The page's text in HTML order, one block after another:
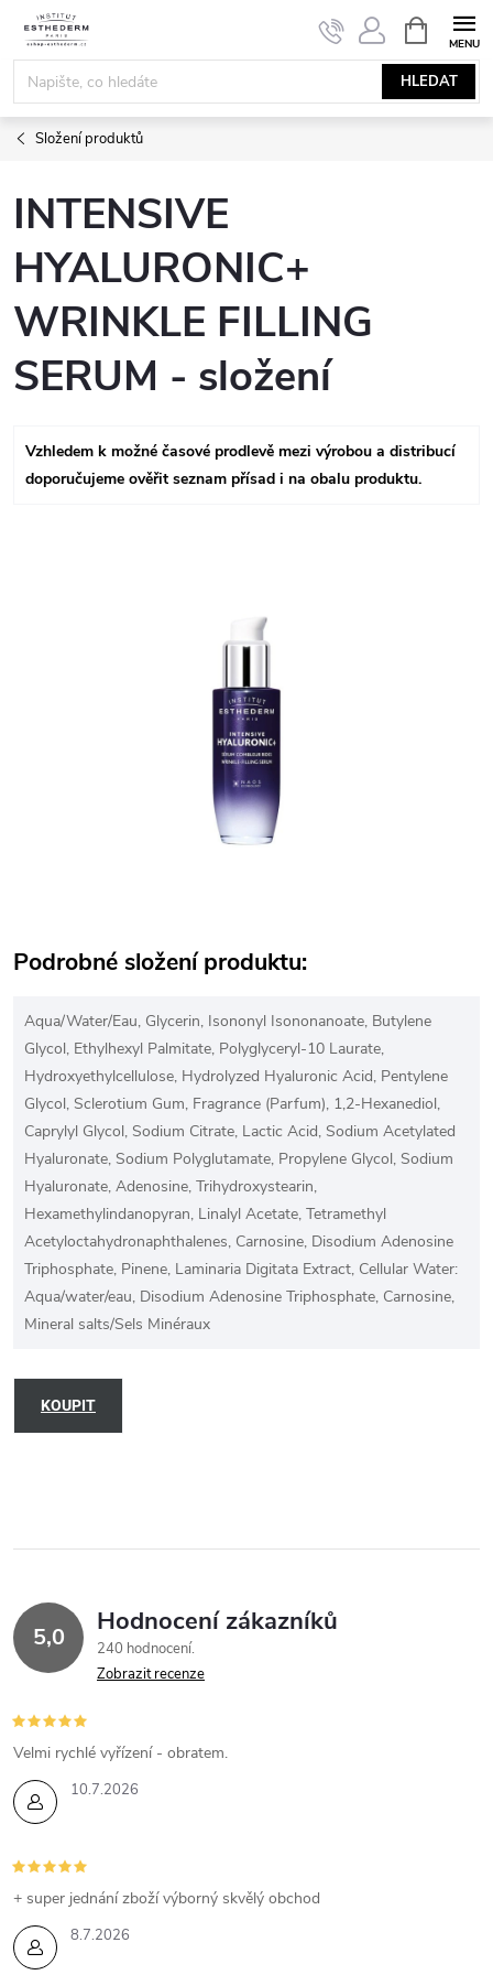
obsah
HLEDAT
NÁKUPNÍ
KOŠÍK
Složení produktů
INTENSIVE
HYALURONIC+
WRINKLE FILLING
SERUM - složení
Vzhledem k možné časové prodlevě mezi výrobou a distribucí
doporučujeme ověřit seznam přísad i na obalu produktu.
Podrobné složení produktu:
Aqua/Water/Eau, Glycerin, Isononyl Isononanoate, Butylene
Glycol, Ethylhexyl Palmitate, Polyglyceryl-10 Laurate,
Hydroxyethylcellulose, Hydrolyzed Hyaluronic Acid, Pentylene
Glycol, Sclerotium Gum, Fragrance (Parfum), 1,2-Hexanediol,
Caprylyl Glycol, Sodium Citrate, Lactic Acid, Sodium Acetylated
Hyaluronate, Sodium Polyglutamate, Propylene Glycol, Sodium
Hyaluronate, Adenosine, Trihydroxystearin,
Hexamethylindanopyran, Linalyl Acetate, Tetramethyl
Acetyloctahydronaphthalenes, Carnosine, Disodium Adenosine
Triphosphate, Pinene, Laminaria Digitata Extract, Cellular Water:
Aqua/water/eau, Disodium Adenosine Triphosphate, Carnosine,
Mineral salts/Sels Minéraux
KOUPIT
5,0 Hodnocení zákazníků
240 hodnocení
Zobrazit recenze
10.7.2026
Velmi rychlé vyřízení - obratem.
8.7.2026
+ super jednání zboží výborný skvělý obchod